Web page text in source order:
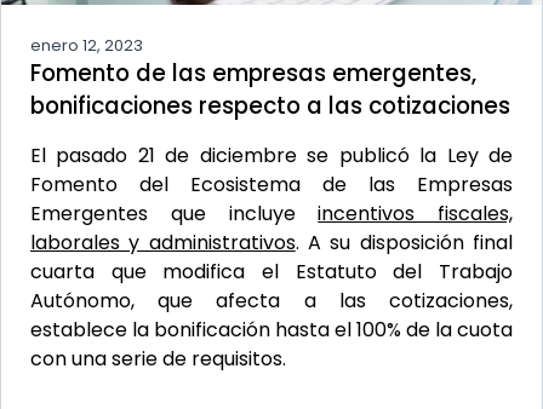
enero 12, 2023
Fomento de las empresas emergentes,
bonificaciones respecto a las cotizaciones
El pasado 21 de diciembre se publicó la Ley de
Fomento del Ecosistema de las Empresas
Emergentes que incluyeincentivos fiscales,
laborales y administrativos. A su disposición final
cuarta que modifica el Estatuto del Trabajo
Autónomo, que afecta a las cotizaciones,
establece la bonificación hasta el 100% de la cuota
con una serie de requisitos.